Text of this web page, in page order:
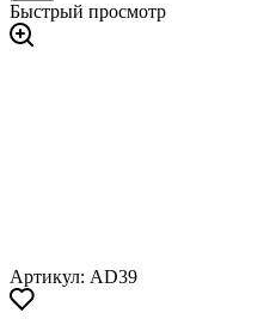
Быстрый просмотр
Артикул: AD39